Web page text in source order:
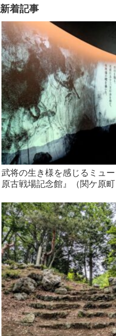
新着記事
武将の生き様を感じるミュ
原古戦場記念館』（関ケ原町